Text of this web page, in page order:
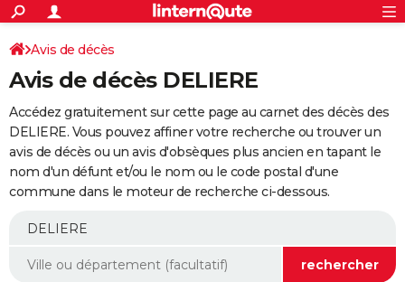
ACTUALITÉS
Politique
Société
Faits Divers
Education
Monde
Villes
+
SPORT
Coupe du monde 2026
Football
Tennis
Cyclisme
Rugby
Forum
Programme TV
TNT
Streaming
Cinéma
Sorties cinéma
Musique
+
FINANCE
Retraite
Epargne
Immobilier
Risques naturels par ville
Banque
Assurance
AUTO
Essais
Réserver un essai
Citadines
Berlines
SUV
Forum auto
+
Mobiles
Meilleur smartphone
Internet
Ordinateurs
Jeux vidéo
Guide high-tech
Aménagement intérieur
Avis de décès
Avis de décès DELIERE
Accédez gratuitement sur cette page au carnet des décès des
DELIERE. Vous pouvez affiner votre recherche ou trouver un
avis de décès ou un avis d'obsèques plus ancien en tapant le
nom d'un défunt et/ou le nom ou le code postal d'une
commune dans le moteur de recherche ci-dessous.